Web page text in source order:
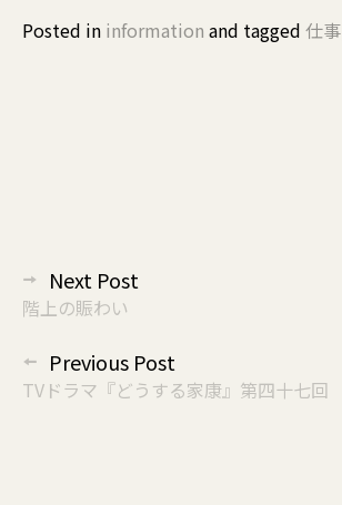
Posted in information and tagged 仕事
投
稿
ビ
ゲ
Next Post
階上の賑わい
Previous Post
TVドラマ『どうする家康』第四十七回